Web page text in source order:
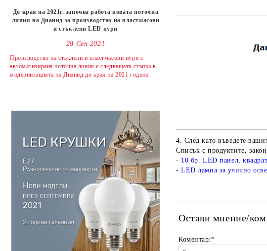
До края на 2021г. започва работа новата поточна
линия на Дианид за производство на пластмасови
и стъклени LED пури
28 Сеп 2021
Производство на стъклени и пластмасови пури с
автоматизирана поточна линия е следващата стъпка в
модернизацията на Дианид до края на 2021 година.
4. След като въведете
Списък с продуктите,
- 10 бр. LED панел,
-LED лампа за улично
Остави мнение/
Коментар:*